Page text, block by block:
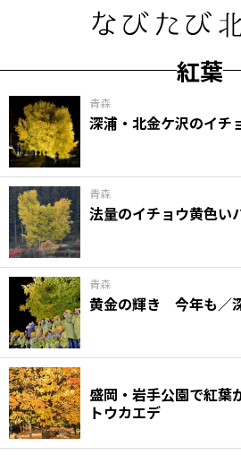
紅葉
青森
深浦・北金ケ沢のイチ
青森
法量のイチョウ黄色い
青森
黄金の輝き 今年も／
盛岡・岩手公園で紅
トウカエデ
知る一覧
世界遺産
文化・歴史
パワースポット
ミステリー
観る一覧
紅葉
楽しむ一覧
まつり・イベント
聖地
おみやげ・特産
道の駅・産直
鉄道
アウトドア・レジャー
味わう一覧
麺類
ご当地グルメ
酒
スイーツ